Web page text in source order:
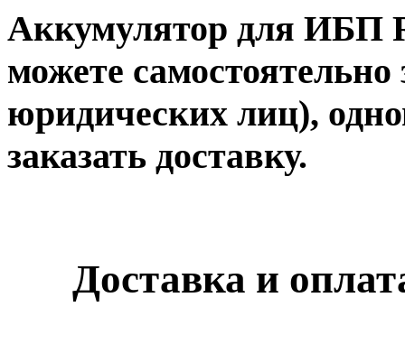
Аккумулятор для ИБП
можете
юридических лиц),
заказать доставку.
Доставка и